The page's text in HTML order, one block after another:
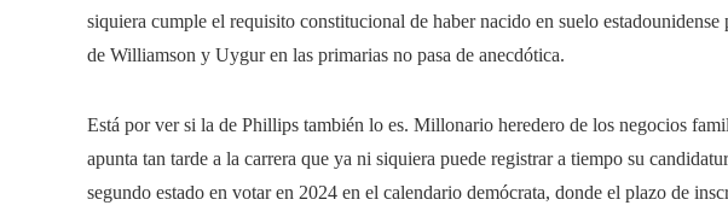
siquiera cumple el requisito constitucional de haber nacido en suelo estadounidense
de Williamson y Uygur en las primarias no pasa de anecdótica.
Está por ver si la de Phillips también lo es. Millonario heredero de los negocios
apunta tan tarde a la carrera que ya ni siquiera puede registrar a tiempo su
segundo estado en votar en 2024 en el calendario demócrata, donde el plazo de